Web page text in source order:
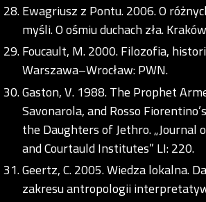
Ewagriusz z Pontu. 2006. O
myśli. O ośmiu duchach zła.
Foucault, M. 2000. Filozofia,
Warszawa–Wrocław: PWN.
Gaston, V. 1988. The Prophet
Savonarola, and Rosso
the Daughters of Jethro. „Journal
and Courtauld Institutes” LI: 220.
Geertz, C. 2005. Wiedza lokalna.
zakresu antropologii